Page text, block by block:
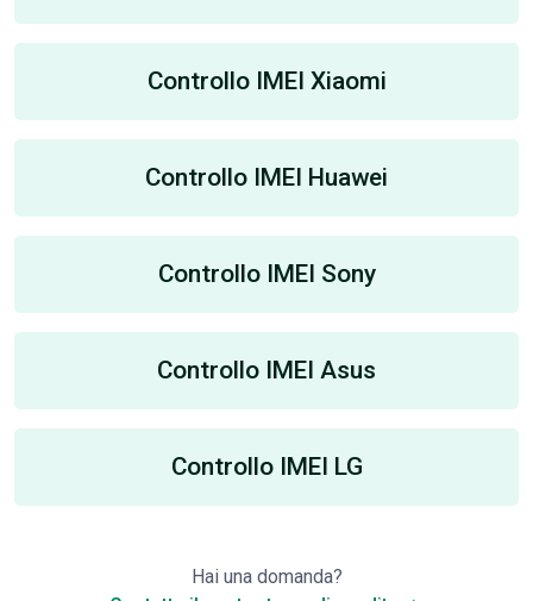
Controllo IMEI Xiaomi
Controllo IMEI Huawei
Controllo IMEI Sony
Controllo IMEI Asus
Controllo IMEI LG
Hai una domanda?